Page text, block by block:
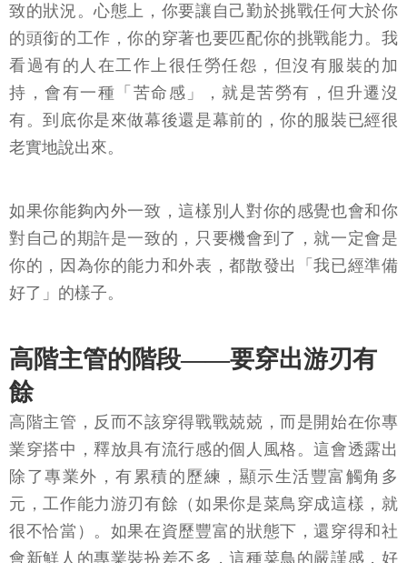
致的狀況。心態上，你要讓自己勤於挑戰任何大於你
的頭銜的工作，你的穿著也要匹配你的挑戰能力。我
看過有的人在工作上很任勞任怨，但沒有服裝的加
持，會有一種「苦命感」，就是苦勞有，但升遷沒
有。到底你是來做幕後還是幕前的，你的服裝已經很
老實地說出來。
如果你能夠內外一致，這樣別人對你的感覺也會和你
對自己的期許是一致的，只要機會到了，就一定會是
你的，因為你的能力和外表，都散發出「我已經準備
好了」的樣子。
高階主管的階段——要穿出游刃有
餘
高階主管，反而不該穿得戰戰兢兢，而是開始在你專
業穿搭中，釋放具有流行感的個人風格。這會透露出
除了專業外，有累積的歷練，顯示生活豐富觸角多
元，工作能力游刃有餘（如果你是菜鳥穿成這樣，就
很不恰當）。如果在資歷豐富的狀態下，還穿得和社
會新鮮人的專業裝扮差不多，這種菜鳥的嚴謹感，好